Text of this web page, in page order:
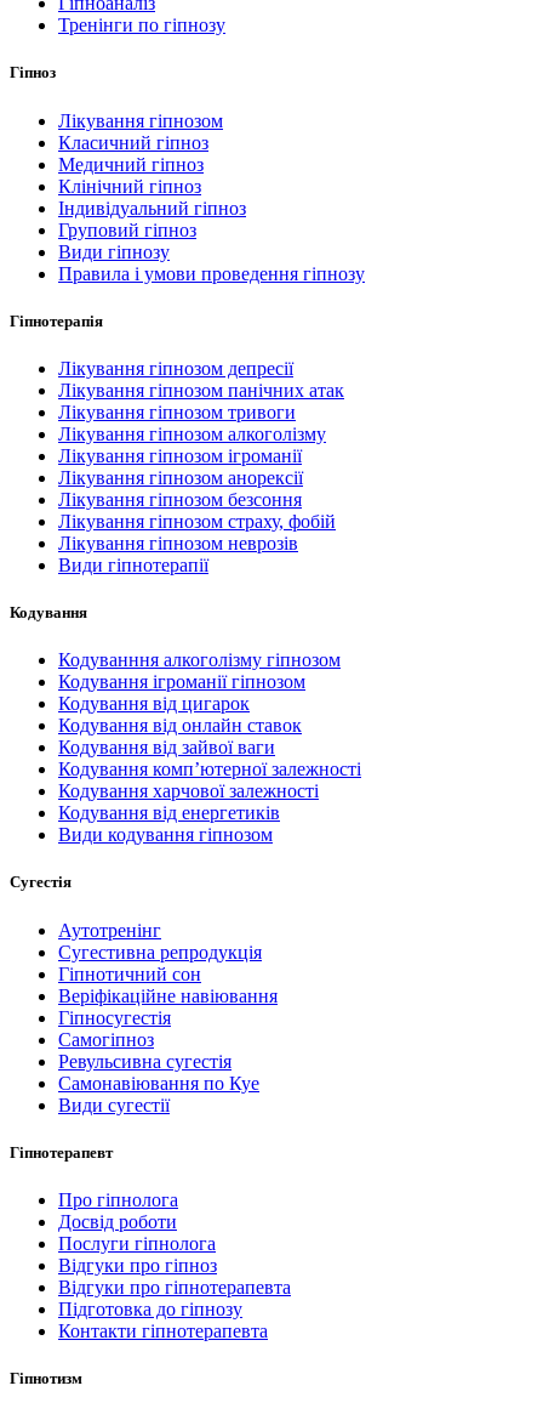
Тренінги по гіпнозу
Гіпноз
Лікування гіпнозом
Класичний гіпноз
Медичний гіпноз
Клінічний гіпноз
Індивідуальний гіпноз
Груповий гіпноз
Види гіпнозу
Правила і умови проведення гіпнозу
Гіпнотерапія
Лікування гіпнозом депресії
Лікування гіпнозом панічних атак
Лікування гіпнозом тривоги
Лікування гіпнозом алкоголізму
Лікування гіпнозом ігроманії
Лікування гіпнозом анорексії
Лікування гіпнозом безсоння
Лікування гіпнозом страху, фобій
Лікування гіпнозом неврозів
Види гіпнотерапії
Кодування
Кодуванння алкоголізму гіпнозом
Кодування ігроманії гіпнозом
Кодування від цигарок
Кодування від онлайн ставок
Кодування від зайвої ваги
Кодування комп’ютерної залежності
Кодування харчової залежності
Кодування від енергетиків
Види кодування гіпнозом
Сугестія
Аутотренінг
Сугестивна репродукція
Гіпнотичний сон
Веріфікаційне навіювання
Гіпносугестія
Самогіпноз
Ревульсивна сугестія
Самонавіювання по Куе
Види сугестії
Гіпнотерапевт
Про гіпнолога
Досвід роботи
Послуги гіпнолога
Відгуки про гіпноз
Відгуки про гіпнотерапевта
Підготовка до гіпнозу
Контакти гіпнотерапевта
Гіпнотизм